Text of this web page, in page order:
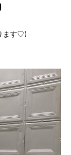
ます♡)